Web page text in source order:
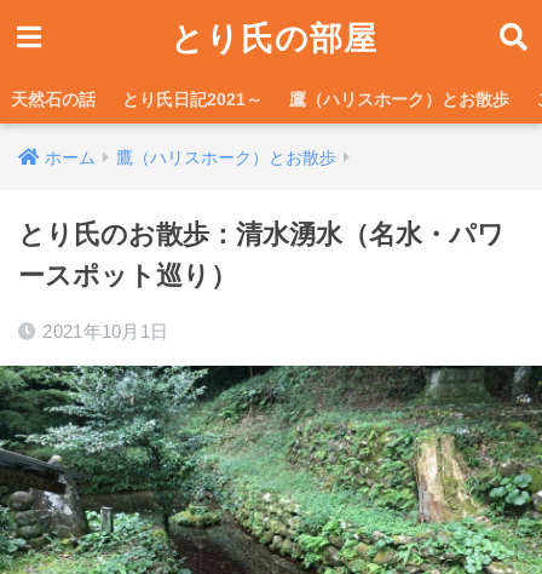
とり氏の部屋
天然石の話 とり氏日記2021～ 鷹（ハリスホーク）とお散歩
ホーム 鷹（ハリスホーク）とお散歩
とり氏のお散歩：清水湧水（名水・パワ
ースポット巡り）
2021年10月1日